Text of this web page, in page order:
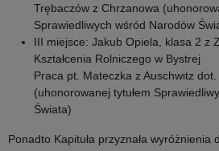
Trębaczów z Chrzanowa
Sprawiedliwych wśród Narodów
III miejsce: Jakub Opiela, klasa 2 z
Kształcenia Rolniczego w Bystrej
Praca pt. Mateczka z Auschwitz
(uhonorowanej tytułem
Świata)
Ponadto Kapituła przyznała wyróżnienia